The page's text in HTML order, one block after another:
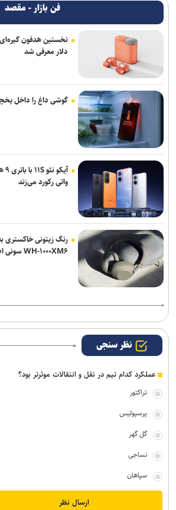
فن بازار - مقصد
دلار معرفی شد
گوشی داغ را داخل
واتی رکورد می‌زند
رنگ زیتونی خاکستری
WH-۱۰۰۰XM۶ سونی اضافه شد
نظر سنجی
عملکرد کدام تیم در نقل و انتقالات موثرتر بود؟
تراکتور
پرسپولیس
گل گهر
نساجی
سپاهان